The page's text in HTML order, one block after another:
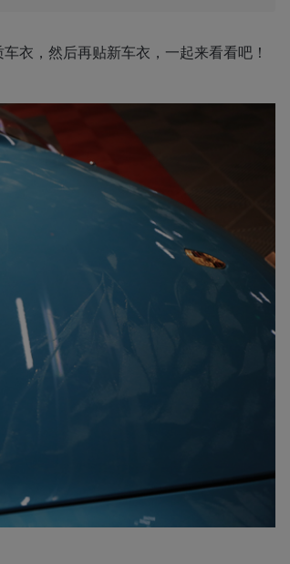
衣，然后再贴新车衣，一起来看看吧！